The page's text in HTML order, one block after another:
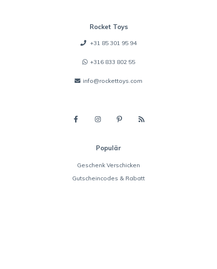
Rocket Toys
+31 85 301 95 94
+316 833 802 55
info@rockettoys.com
Populär
Geschenk Verschicken
Gutscheincodes & Rabatt